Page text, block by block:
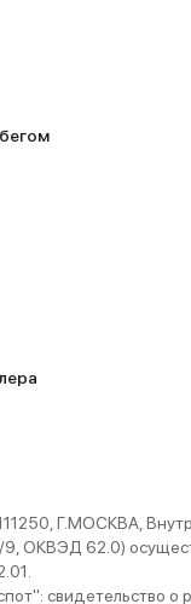
Г.МОСКВА,
62.0)
свидетельство